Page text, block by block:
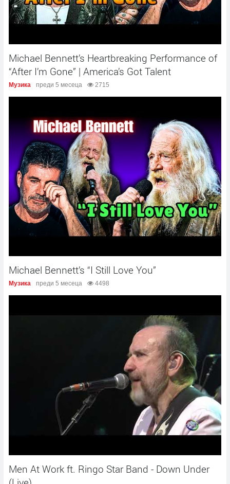
Michael Bennett’s Heartbreaking Performance of
“After I’m Gone” | America’s Got Talent
Музика преди 5 месеца 2715
Michael Bennett’s “I Still Love You”
Музика преди 5 месеца 4498
Men At Work ft. Ringo Star Band - Down Under